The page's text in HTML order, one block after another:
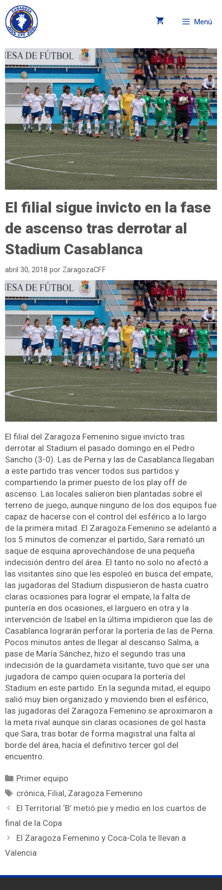
Menú
El filial sigue invicto en la fase
de ascenso tras derrotar al
Stadium Casablanca
abril 30, 2018 por ZaragozaCFF
El filial del Zaragoza Femenino sigue invicto tras
derrotar al Stadium el pasado domingo en el Pedro
Sancho (3-0). Las de Perna y las de Casablanca llegaban
a este partido tras vencer todos sus partidos y
compartiendo la primer puesto de los play off de
ascenso. Las locales salieron bien plantadas sobre el
terreno de juego, aunque ninguno de los dos equipos fue
capaz de hacerse con el control del esférico a lo largo
de la primera mitad. El Zaragoza Femenino se adelantó a
los 5 minutos de comenzar el partido, Sara remató un
saque de esquina aprovechándose de una pequeña
indecisión dentro del área. El tanto no solo no afectó a
las visitantes sino que les espoleó en busca del empate,
las jugadoras del Stadium dispusieron de hasta cuatro
claras ocasiones para lograr el empate, la falta de
puntería en dos ocasiones, el larguero en otra y la
intervención de Isabel en la última impidieron que las de
Casablanca lograrán perforar la portería de las de Perna.
Pocos minutos antes de llegar al descanso Salma, a
pase de María Sánchez, hizo el segundo tras una
indecisión de la guardameta visitante, tuvo que ser una
jugadora de campo quien ocupara la portería del
Stadium en este partido. En la segunda mitad, el equipo
salió muy bien organizado y moviendo bien el esférico,
las jugadoras del Zaragoza Femenino se aproximaron a
la meta rival aunque sin claras ocasiones de gol hasta
que Sara, tras botar de forma magistral una falta al
borde del área, hacía el definitivo tercer gol del
encuentro.
Primer equipo
crónica, Filial, Zaragoza Femenino
El Territorial ‘B’ metió pie y medio en los cuartos de
final de la Copa
El Zaragoza Femenino y Coca-Cola te llevan a
Valencia